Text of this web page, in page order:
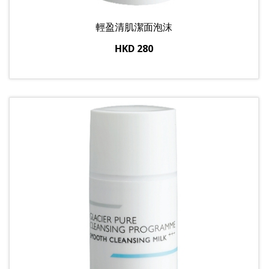
輕盈清肌潔面泡沫
HKD 280